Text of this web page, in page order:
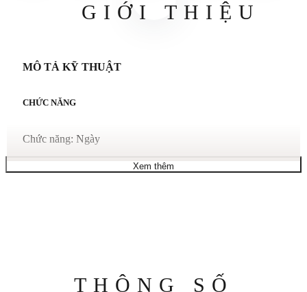
GIỚI THIỆU
MÔ TẢ KỸ THUẬT
CHỨC NĂNG
Chức năng: Ngày
Xem thêm
THÔNG SỐ